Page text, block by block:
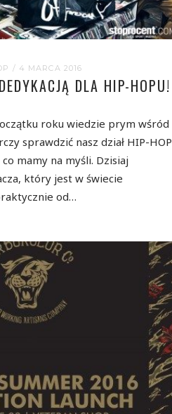
/ 4 MARCA 2016
DLA HIP-HOPU!
roku wiedzie prym wśród
sprawdzić nasz dział HIP-HOP
mamy na myśli. Dzisiaj
który jest w świecie
od…